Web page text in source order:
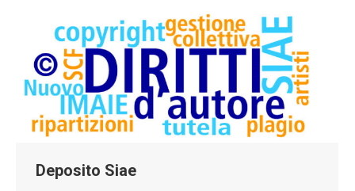
Deposito Siae